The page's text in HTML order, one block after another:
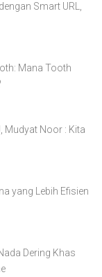
Smart URL,
Mana Tooth
Mudyat Noor : Kita
yang Lebih Efisien
Dering Khas